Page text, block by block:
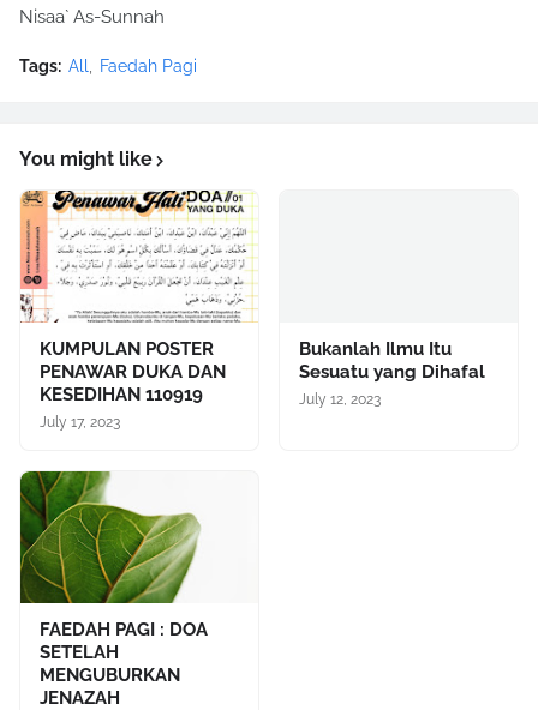
Nisaa` As-Sunnah
Tags: All Faedah Pagi
You might like
KUMPULAN POSTER
PENAWAR DUKA DAN
KESEDIHAN 110919
July 17, 2023
Bukanlah Ilmu Itu
Sesuatu yang Dihafal
July 12, 2023
FAEDAH PAGI : DOA
SETELAH
MENGUBURKAN
JENAZAH